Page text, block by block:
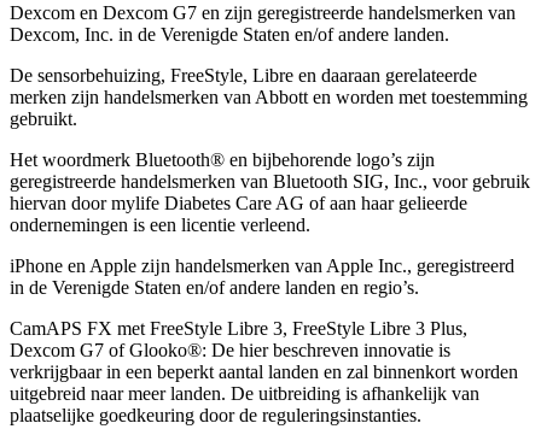
Dexcom en Dexcom G7 en zijn geregistreerde handelsmerken van
Dexcom, Inc. in de Verenigde Staten en/of andere landen.
De sensorbehuizing, FreeStyle, Libre en daaraan gerelateerde
merken zijn handelsmerken van Abbott en worden met toestemming
gebruikt.
Het woordmerk Bluetooth® en bijbehorende logo’s zijn
geregistreerde handelsmerken van Bluetooth SIG, Inc., voor gebruik
hiervan door mylife Diabetes Care AG of aan haar gelieerde
ondernemingen is een licentie verleend.
iPhone en Apple zĳn handelsmerken van Apple Inc., geregistreerd
in de Verenigde Staten en/of andere landen en regio’s.
CamAPS FX met FreeStyle Libre 3, FreeStyle Libre 3 Plus,
Dexcom G7 of Glooko®: De hier beschreven innovatie is
verkrijgbaar in een beperkt aantal landen en zal binnenkort worden
uitgebreid naar meer landen. De uitbreiding is afhankelijk van
plaatselijke goedkeuring door de reguleringsinstanties.